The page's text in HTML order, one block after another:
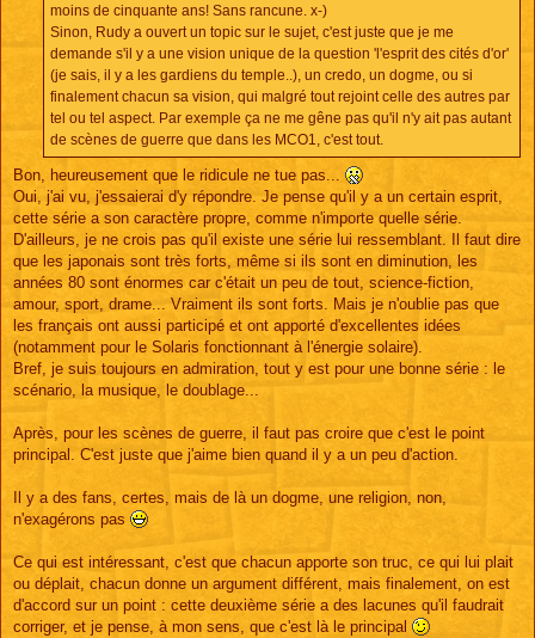
moins de cinquante ans! Sans rancune. x-)
Sinon, Rudy a ouvert un topic sur le sujet, c'est juste que je me
demande s'il y a une vision unique de la question 'l'esprit des cités d'or'
(je sais, il y a les gardiens du temple..), un credo, un dogme, ou si
finalement chacun sa vision, qui malgré tout rejoint celle des autres par
tel ou tel aspect. Par exemple ça ne me gêne pas qu'il n'y ait pas autant
de scènes de guerre que dans les MCO1, c'est tout.
Bon, heureusement que le ridicule ne tue pas...
Oui, j'ai vu, j'essaierai d'y répondre. Je pense qu'il y a un certain esprit,
cette série a son caractère propre, comme n'importe quelle série.
D'ailleurs, je ne crois pas qu'il existe une série lui ressemblant. Il faut dire
que les japonais sont très forts, même si ils sont en diminution, les
années 80 sont énormes car c'était un peu de tout, science-fiction,
amour, sport, drame... Vraiment ils sont forts. Mais je n'oublie pas que
les français ont aussi participé et ont apporté d'excellentes idées
(notamment pour le Solaris fonctionnant à l'énergie solaire).
Bref, je suis toujours en admiration, tout y est pour une bonne série : le
scénario, la musique, le doublage...
Après, pour les scènes de guerre, il faut pas croire que c'est le point
principal. C'est juste que j'aime bien quand il y a un peu d'action.
Il y a des fans, certes, mais de là un dogme, une religion, non,
n'exagérons pas
Ce qui est intéressant, c'est que chacun apporte son truc, ce qui lui plait
ou déplait, chacun donne un argument différent, mais finalement, on est
d'accord sur un point : cette deuxième série a des lacunes qu'il faudrait
corriger, et je pense, à mon sens, que c'est là le principal